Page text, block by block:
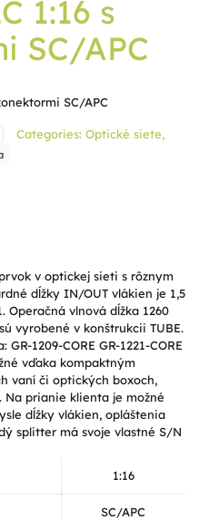
1:16 s
SC/APC
SC/APC
Categories: Optické siete,
v optickej sieti s rôznym
dĺžky IN/OUT vlákien je 1,5
Operačná vlnová dĺžka 1260
vyrobené v konštrukcii TUBE.
1209-CORE GR-1221-CORE
vďaka kompaktným
vaní či optických boxoch,
Na prianie klienta je možné
dĺžky vlákien, opláštenia
splitter má svoje vlastné S/N
1:16
SC/APC